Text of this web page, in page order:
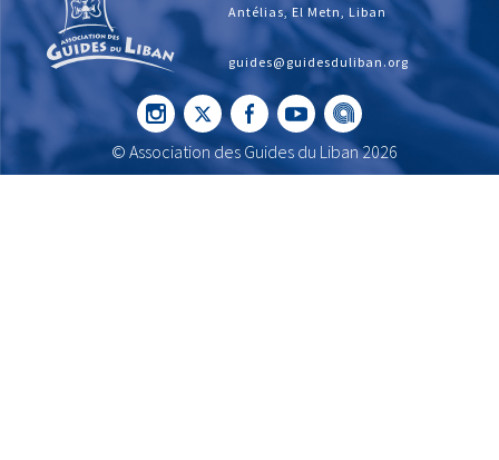
Antélias, El Metn, Liban
guides@guidesduliban.org
© Association des Guides du Liban 2026